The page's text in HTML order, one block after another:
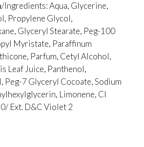
Ingredients: Aqua, Glycerine,
Propylene Glycol,
Glyceryl Stearate, Peg-100
Myristate, Paraffinum
Parfum, Cetyl Alcohol,
Leaf Juice, Panthenol,
Peg-7 Glyceryl Cocoate, Sodium
Limonene, CI
Ext. D&C Violet 2